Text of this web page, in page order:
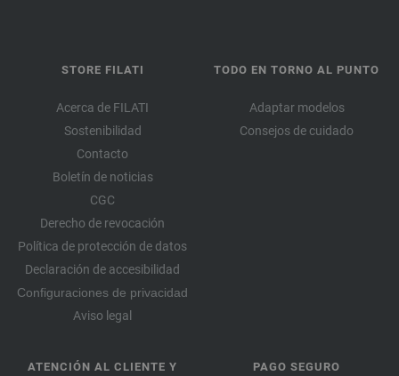
STORE FILATI
Acerca de FILATI
Sostenibilidad
Contacto
Boletín de noticias
CGC
Derecho de revocación
Política de protección de datos
Declaración de accesibilidad
Configuraciones de privacidad
Aviso legal
TODO EN TORNO AL PUNTO
Adaptar modelos
Consejos de cuidado
ATENCIÓN AL CLIENTE Y
PAGO SEGURO